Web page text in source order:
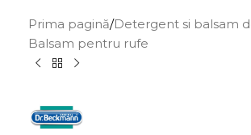
Prima pagină/Detergent si balsam
Balsam pentru rufe